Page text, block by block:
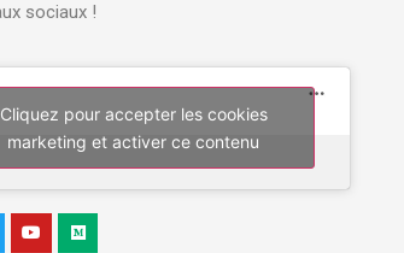
sociaux !
Cliquez pour accepter les cookies
marketing et activer ce contenu